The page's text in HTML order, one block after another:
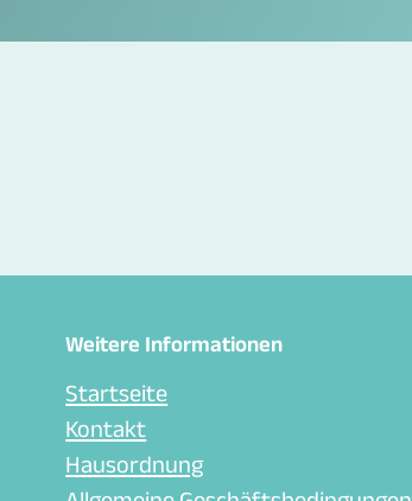
Weitere Informationen
Startseite
Kontakt
Hausordnung